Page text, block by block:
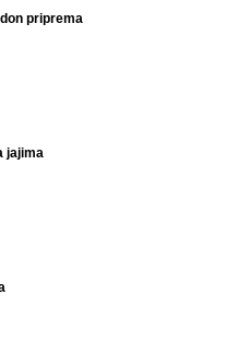
priprema
jajima